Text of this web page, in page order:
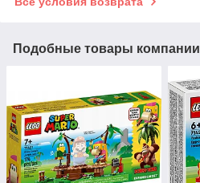
Подобные товары компании